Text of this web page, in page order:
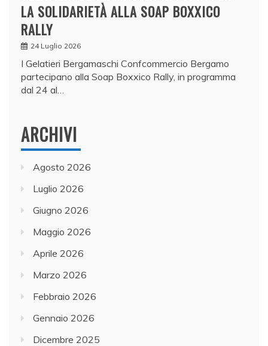
LA SOLIDARIETÀ ALLA SOAP BOXXICO
RALLY
24 Luglio 2026
I Gelatieri Bergamaschi Confcommercio Bergamo
partecipano alla Soap Boxxico Rally, in programma
dal 24 al…
ARCHIVI
Agosto 2026
Luglio 2026
Giugno 2026
Maggio 2026
Aprile 2026
Marzo 2026
Febbraio 2026
Gennaio 2026
Dicembre 2025